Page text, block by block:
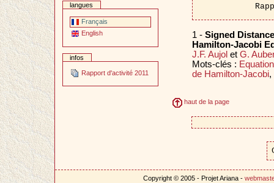
langues
Français
English
infos
Rapport d'activité 2011
1 - Signed
Hamilton-Jacobi
J.F. Aujolet G.
Mots-clés :
de Hamilton-Jacobi,
haut de la page
Copyright © 2005 - Projet Ariana -